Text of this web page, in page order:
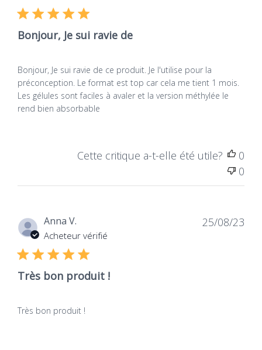
Bonjour, Je sui ravie de
Bonjour, Je sui ravie de ce produit. Je l'utilise pour la
préconception. Le format est top car cela me tient 1 mois.
Les gélules sont faciles à avaler et la version méthylée le
rend bien absorbable
Cette critique a-t-elle été utile?
0
0
Anna V.
Acheteur vérifié
Très bon produit !
Très bon produit !
25/08/23